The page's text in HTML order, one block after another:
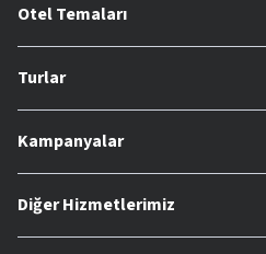
Otel Temaları
Turlar
Kampanyalar
Diğer Hizmetlerimiz